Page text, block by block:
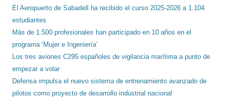
El Aeropuerto de Sabadell ha recibido el curso 2025-2026 a 1.104
estudiantes
Más de 1.500 profesionales han participado en 10 años en el
programa ‘Mujer e Ingeniería’
Los tres aviones C295 españoles de vigilancia marítima a punto de
empezar a volar
Defensa impulsa el nuevo sistema de entrenamiento avanzado de
pilotos como proyecto de desarrollo industrial nacional